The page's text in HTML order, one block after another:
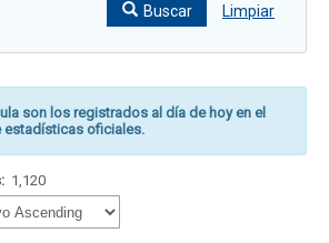
Buscar Limpiar
son los registrados al día de hoy en el
estadísticas oficiales.
1,120